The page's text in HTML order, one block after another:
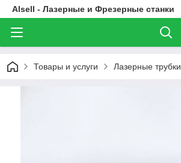
Alsell - Лазерные и Фрезерные станки
Товары и услуги Лазерные трубки